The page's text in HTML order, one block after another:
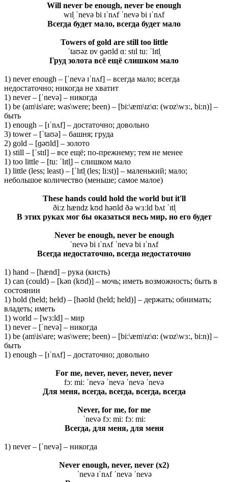
Will never be enough, never be enough
wɪl̩ ˈnevə bi ɪˈnʌf ˈnevə bi ɪˈnʌf
Всегда будет мало, всегда будет мало
Towers of gold are still too little
ˈtaʊəz ɒv ɡəʊld ɑː stɪl tuː ˈlɪtl̩
Груд золота всё ещё слишком мало
1) never enough – [ˈnevə ɪˈnʌf] – всегда мало; всегда
недостаточно; никогда не хватит
1) never – [ˈnevə] – никогда
1) be (am\is\are; was\were; been) – [bi:\æm\ɪz\ɑ: (wɒz\wɜ:, bi:n)] –
быть
1) enough – [ɪˈnʌf] – достаточно; довольно
3) tower – [ˈtaʊə] – башня; груда
2) gold – [ɡəʊld] – золото
1) still – [ˈstɪl] – все ещё; по-прежнему; тем не менее
1) too little – [tuː ˈlɪtl̩] – слишком мало
1) little (less; least) – [ˈlɪtl̩ (les; li:st)] – маленький; мало;
небольшое количество (меньше; самое малое)
These hands could hold the world but it'll
ðiːz hændz kʊd həʊld ðə wɜːld bʌt ˈɪtl̩
В этих руках мог бы оказаться весь мир, но его будет
Never be enough, never be enough
ˈnevə bi ɪˈnʌf ˈnevə bi ɪˈnʌf
Всегда недостаточно, всегда недостаточно
1) hand – [hænd] – рука (кисть)
1) can (could) – [kən (kʊd)] – мочь; иметь возможность; быть в
состоянии
1) hold (held; held) – [həʊld (held; held)] – держать; обнимать;
владеть; иметь
1) world – [wɜ:ld] – мир
1) never – [ˈnevə] – никогда
1) be (am\is\are; was\were; been) – [bi:\æm\ɪz\ɑ: (wɒz\wɜ:, bi:n)] –
быть
1) enough – [ɪˈnʌf] – достаточно; довольно
For me, never, never, never, never
fɔː miː ˈnevə ˈnevə ˈnevə ˈnevə
Для меня, всегда, всегда, всегда, всегда
Never, for me, for me
ˈnevə fɔː miː fɔː miː
Всегда, для меня, для меня
1) never – [ˈnevə] – никогда
Never enough, never, never (x2)
ˈnevə ɪˈnʌf ˈnevə ˈnevə